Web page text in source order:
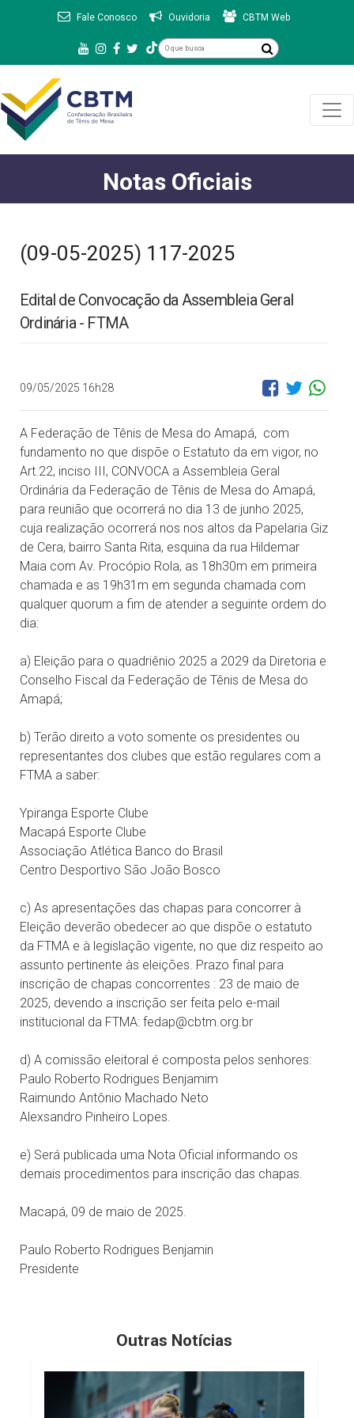
Fale Conosco Ouvidoria CBTM Web
Notas Oficiais
(09-05-2025) 117-2025
Edital de Convocação da Assembleia Geral
Ordinária - FTMA
09/05/2025 16h28
A Federação de Tênis de Mesa do Amapá, com
fundamento no que dispõe o Estatuto da em vigor, no
Art.22, inciso III, CONVOCA a Assembleia Geral
Ordinária da Federação de Tênis de Mesa do Amapá,
para reunião que ocorrerá no dia 13 de junho 2025,
cuja realização ocorrerá nos nos altos da Papelaria Giz
de Cera, bairro Santa Rita, esquina da rua Hildemar
Maia com Av. Procópio Rola, as 18h30m em primeira
chamada e as 19h31m em segunda chamada com
qualquer quorum a fim de atender a seguinte ordem do
dia:
a) Eleição para o quadriênio 2025 a 2029 da Diretoria e
Conselho Fiscal da Federação de Tênis de Mesa do
Amapá;
b) Terão direito a voto somente os presidentes ou
representantes dos clubes que estão regulares com a
FTMA a saber:
Ypiranga Esporte Clube
Macapá Esporte Clube
Associação Atlética Banco do Brasil
Centro Desportivo São João Bosco
c) As apresentações das chapas para concorrer à
Eleição deverão obedecer ao que dispõe o estatuto
da FTMA e à legislação vigente, no que diz respeito ao
assunto pertinente às eleições. Prazo final para
inscrição de chapas concorrentes : 23 de maio de
2025, devendo a inscrição ser feita pelo e-mail
institucional da FTMA: fedap@cbtm.org.br
d) A comissão eleitoral é composta pelos senhores:
Paulo Roberto Rodrigues Benjamim
Raimundo Antônio Machado Neto
Alexsandro Pinheiro Lopes.
e) Será publicada uma Nota Oficial informando os
demais procedimentos para inscrição das chapas.
Macapá, 09 de maio de 2025.
Paulo Roberto Rodrigues Benjamin
Presidente
Outras Notícias